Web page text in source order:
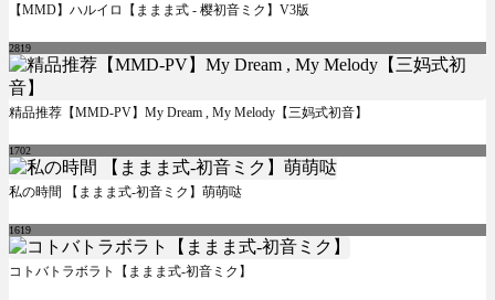
【MMD】ハルイロ【ままま式 - 樱初音ミク】V3版
2819
精品推荐【MMD-PV】My Dream , My Melody【三妈式初音】
1702
私の時間 【ままま式-初音ミク】萌萌哒
1619
コトバトラボラト【ままま式-初音ミク】